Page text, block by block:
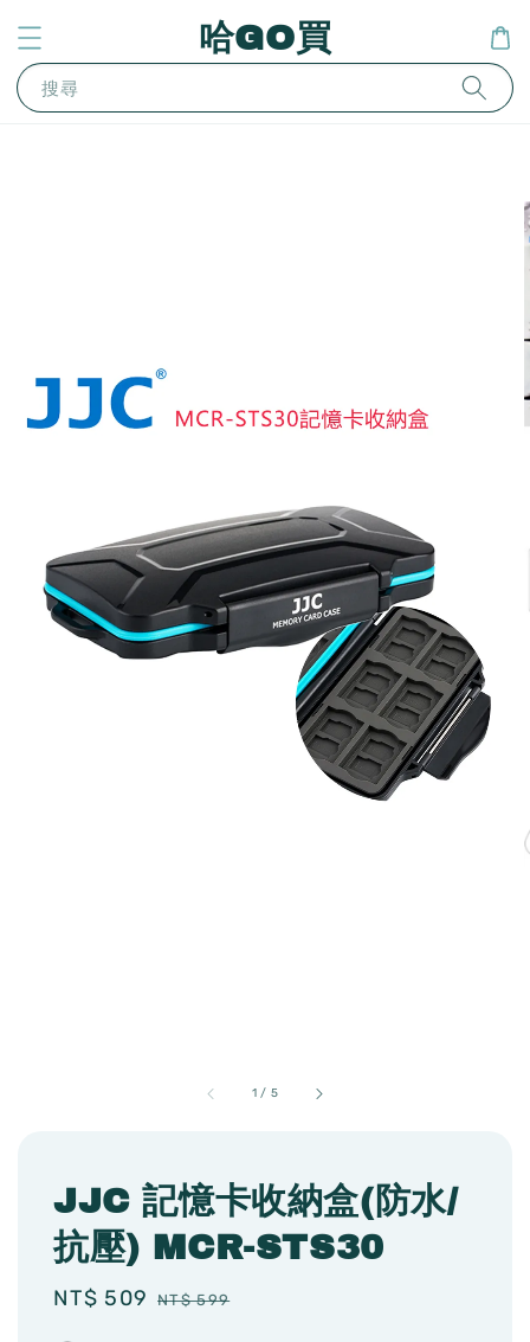
哈GO買
搜尋
1 / 5
JJC 記憶卡收納盒(防水/
抗壓) MCR-STS30
Sale
NT$ 509 Regular
NT$ 599